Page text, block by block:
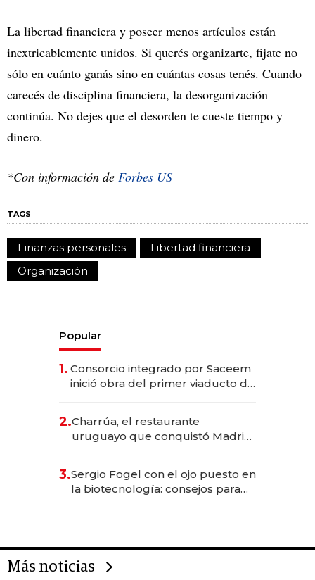
La libertad financiera y poseer menos artículos están
inextricablemente unidos. Si querés organizarte, fijate no
sólo en cuánto ganás sino en cuántas cosas tenés. Cuando
carecés de disciplina financiera, la desorganización
continúa. No dejes que el desorden te cueste tiempo y
dinero.
*Con información de Forbes US
TAGS
Finanzas personales
Libertad financiera
Organización
Popular
1. Consorcio integrado por Saceem
inició obra del primer viaducto de
millones
2.Charrúa, el restaurante
uruguayo que conquistó Madrid:
anticipación y prepara apertura
3.Sergio Fogel con el ojo puesto en
la biotecnología: consejos para
Más noticias